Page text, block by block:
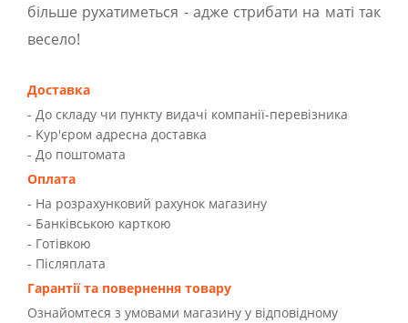
більше рухатиметься - адже стрибати на маті так
весело!
Доставка
- До складу чи пункту видачі компанії-перевізника
- Kур'єром адресна доставка
- До поштомата
Оплата
- На розрахунковий рахунок магазину
- Банківською карткою
- Готівкою
- Післяплата
Гарантії та повернення товару
Ознайомтеся з умовами магазину у відповідному